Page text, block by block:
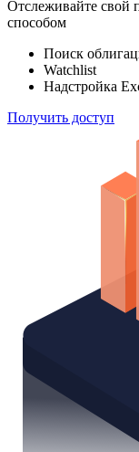
Отслеживайте свой
способом
Поиск
Watchlist
Надстройка
Получить доступ